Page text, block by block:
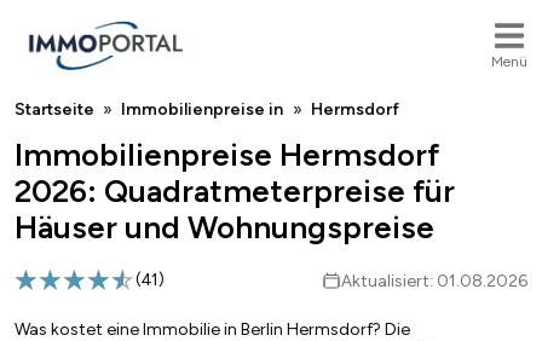
Menü
Breadcrumb
Startseite Immobilienpreise in Hermsdorf
Immobilienpreise Hermsdorf
2026: Quadratmeterpreise für
Häuser und Wohnungspreise
(41) Aktualisiert: 01.08.2026
Was kostet eine Immobilie in Berlin Hermsdorf? Die